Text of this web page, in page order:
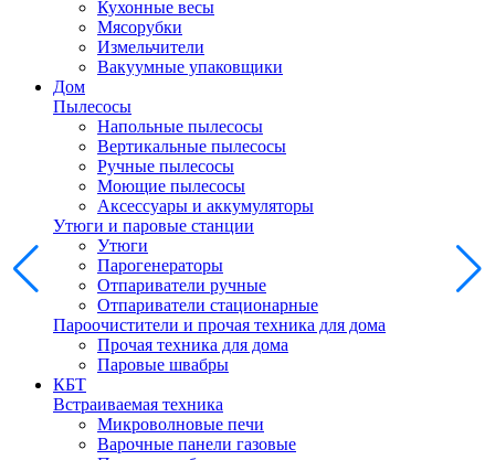
Кухонные весы
Мясорубки
Измельчители
Вакуумные упаковщики
Дом
Пылесосы
Напольные пылесосы
Вертикальные пылесосы
Ручные пылесосы
Моющие пылесосы
Аксессуары и аккумуляторы
Утюги и паровые станции
Утюги
Парогенераторы
Отпариватели ручные
Отпариватели стационарные
Пароочистители и прочая техника для дома
Прочая техника для дома
Паровые швабры
КБТ
Встраиваемая техника
Микроволновые печи
Варочные панели газовые